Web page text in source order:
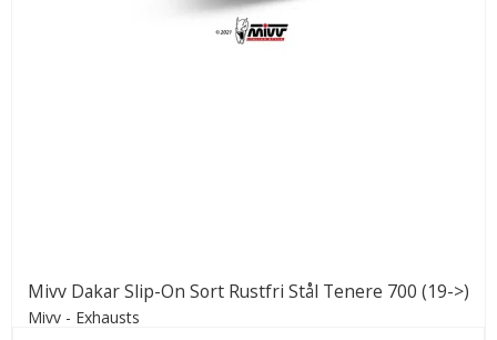
Mivv Dakar Slip-On Sort Rustfri Stål Tenere 700 (19->)
Mivv - Exhausts